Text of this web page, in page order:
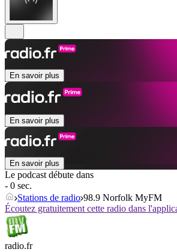
En savoir plus
En savoir plus
En savoir plus
Le podcast débute dans
- 0 sec.
Stations de radio 98.9 Norfolk MyFM
Écoutez gratuitement cette radio dans
radio.fr